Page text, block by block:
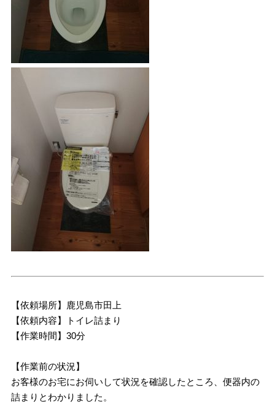
【依頼場所】鹿児島市田上
【依頼内容】トイレ詰まり
【作業時間】30分
【作業前の状況】
お客様のお宅にお伺いして状況を確認したところ、便器内の
詰まりとわかりました。